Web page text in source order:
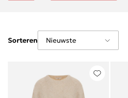
Sorteren